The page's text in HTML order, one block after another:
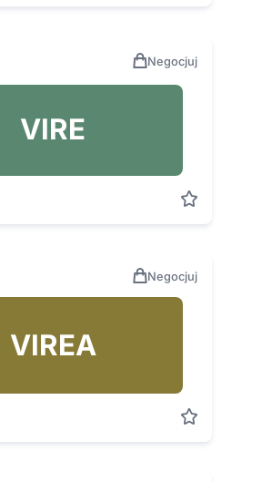
Negocjuj
VIRE
Negocjuj
VIREA